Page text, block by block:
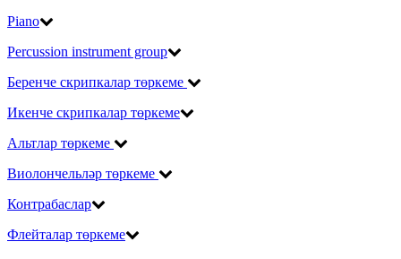
Piano
Percussion instrument group
Беренче скрипкалар төркеме
Икенче скрипкалар төркеме
Альтлар төркеме
Виолончельләр төркеме
Контрабаслар
Флейталар төркеме